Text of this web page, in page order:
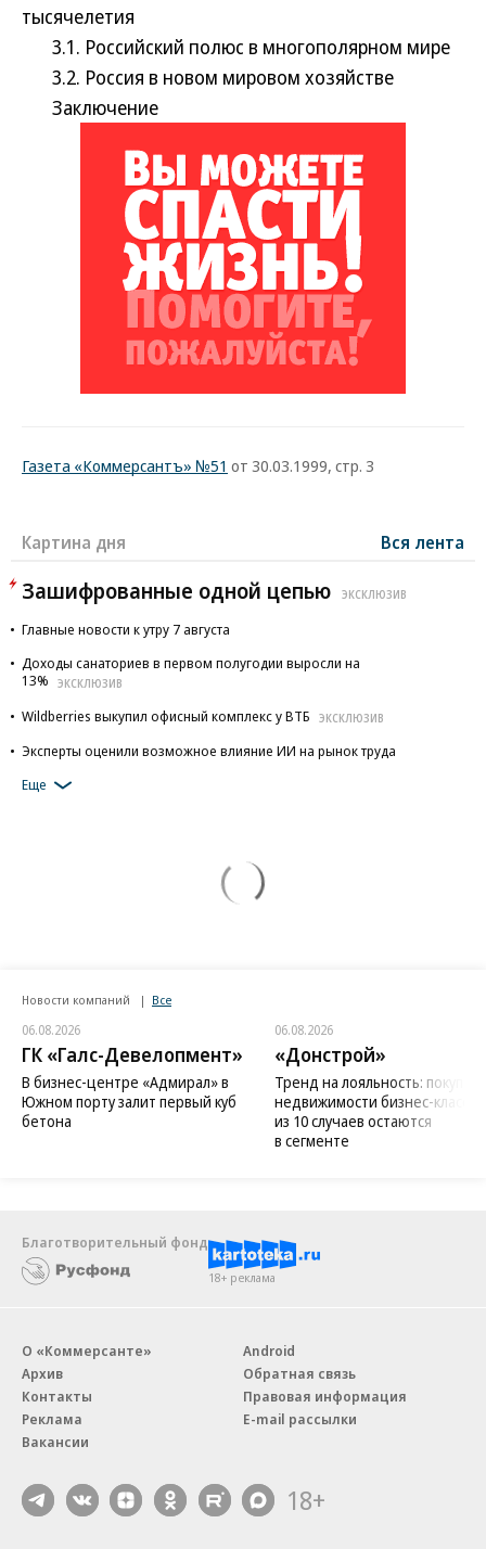
тысячелетия
3.1. Российский полюс в многополярном мире
3.2. Россия в новом мировом хозяйстве
Заключение
Газета «Коммерсантъ» №51 от 30.03.1999, стр. 3
Картина дня Вся лента
Зашифрованные одной цепью ЭКСКЛЮЗИВ
Главные новости к утру 7 августа
Доходы санаториев в первом полугодии выросли на
13%
ЭКСКЛЮЗИВ
Wildberries выкупил офисный комплекс у ВТБ ЭКСКЛЮЗИВ
Эксперты оценили возможное влияние ИИ на рынок труда
Еще
Новости компаний Все
06.08.2026
ГК «Галс-Девелопмент»
В бизнес-центре «Адмирал» в
Южном порту залит первый куб
бетона
06.08.2026
«Донстрой»
Тренд на лояльность:
недвижимости бизнес-класса
из 10 случаев остаются
в сегменте
Благотворительный фонд
18+ реклама
О «Коммерсанте»
Архив
Контакты
Реклама
Вакансии
Android
Обратная связь
Правовая информация
E-mail рассылки
18+